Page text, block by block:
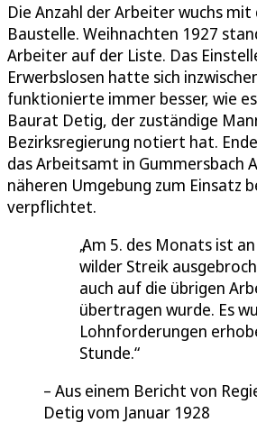
Die Anzahl der Arbeiter wuchs
Baustelle. Weihnachten 1927
Arbeiter auf der Liste. Das
Erwerbslosen hatte sich
funktionierte immer besser, wie
Baurat Detig, der zuständige
Bezirksregierung notiert hat.
das Arbeitsamt in Gummersbach
näheren Umgebung zum Einsatz
verpflichtet.
Am 5. des Monats ist
wilder Streik
auch auf die übrigen
übertragen wurde. Es
Lohnforderungen
Stunde.
Aus einem Bericht von
Detig vom Januar 1928